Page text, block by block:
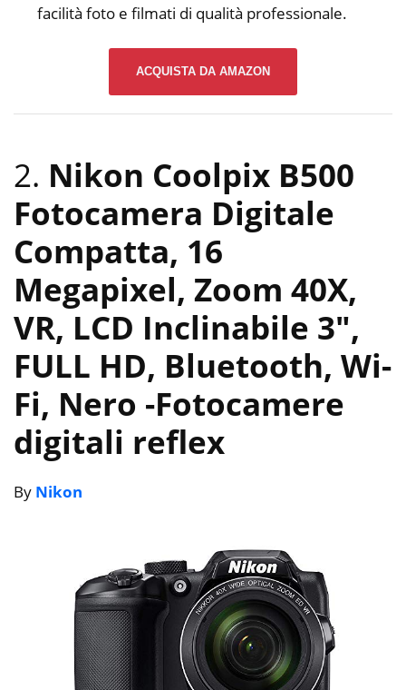
facilità foto e filmati di qualità professionale.
ACQUISTA DA AMAZON
2. Nikon Coolpix B500
Fotocamera Digitale
Compatta, 16
Megapixel, Zoom 40X,
VR, LCD Inclinabile 3″,
FULL HD, Bluetooth, Wi-
Fi, Nero -Fotocamere
digitali reflex
By Nikon